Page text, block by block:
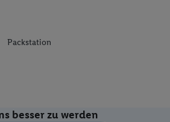
Packstation
besser zu werden